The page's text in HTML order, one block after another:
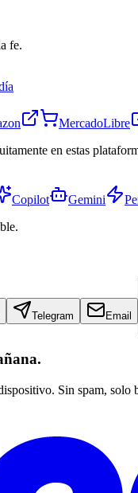
fe.
MercadoLibre
en estas
Copilot Gemini
Telegram
Email
Sin spam, solo